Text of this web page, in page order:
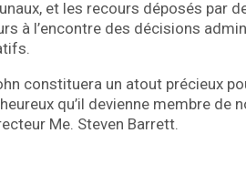
et les recours déposés par
à l’encontre des décisions
constituera un atout précieux
qu’il devienne membre de
Me. Steven Barrett.